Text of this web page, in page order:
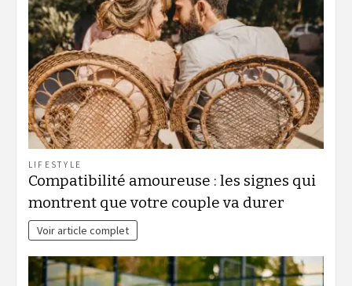
LIFESTYLE
Compatibilité amoureuse : les signes qui
montrent que votre couple va durer
Voir article complet